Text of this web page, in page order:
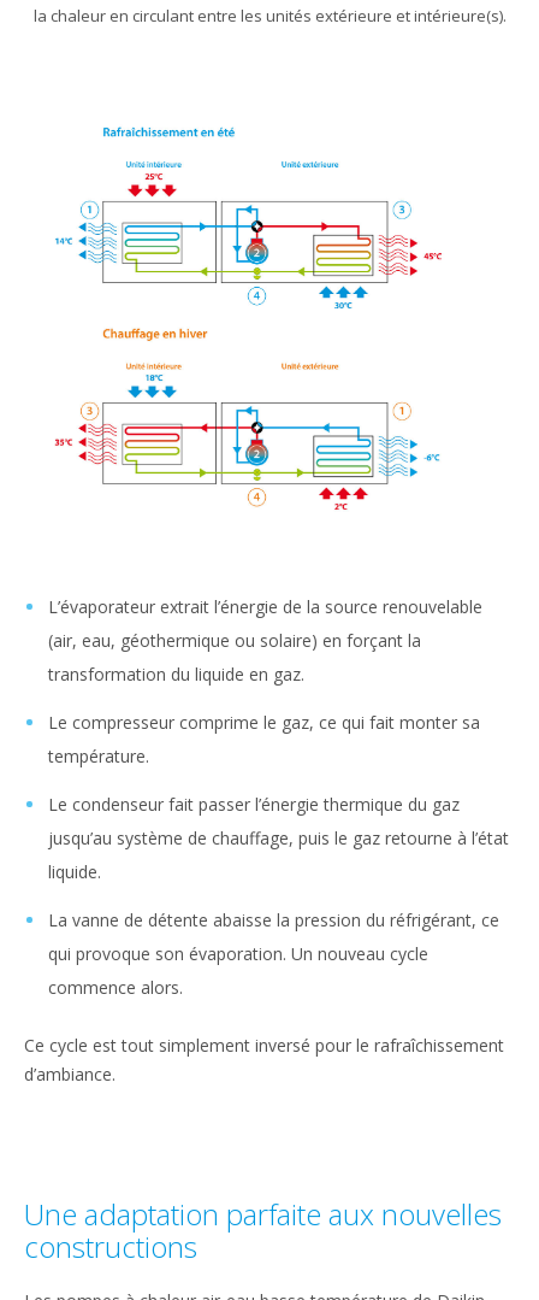
la chaleur en circulant entre les unités extérieure et intérieure(s).
L’évaporateur extrait l’énergie de la source renouvelable
(air, eau, géothermique ou solaire) en forçant la
transformation du liquide en gaz.
Le compresseur comprime le gaz, ce qui fait monter sa
température.
Le condenseur fait passer l’énergie thermique du gaz
jusqu’au système de chauffage, puis le gaz retourne à l’état
liquide.
La vanne de détente abaisse la pression du réfrigérant, ce
qui provoque son évaporation. Un nouveau cycle
commence alors.
Ce cycle est tout simplement inversé pour le rafraîchissement
d’ambiance.
Une adaptation parfaite aux nouvelles
constructions